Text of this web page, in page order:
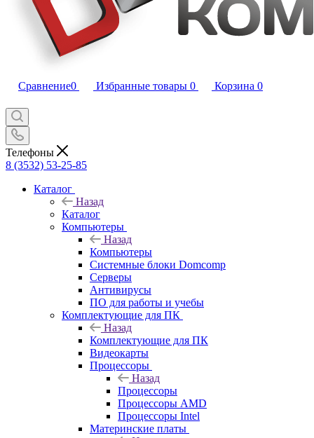
Сравнение0 Избранные товары 0 Корзина 0
Телефоны
8 (3532) 53-25-85
Каталог
Назад
Каталог
Компьютеры
Назад
Компьютеры
Системные блоки Domcomp
Серверы
Антивирусы
ПО для работы и учебы
Комплектующие для ПК
Назад
Комплектующие для ПК
Видеокарты
Процессоры
Назад
Процессоры
Процессоры AMD
Процессоры Intel
Материнские платы